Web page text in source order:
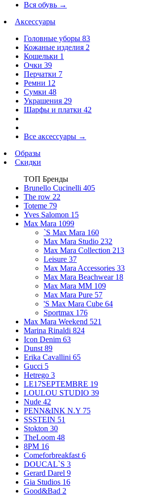
Вся обувь →
Аксессуары
Головные уборы 83
Кожаные изделия 2
Кошельки 1
Очки 39
Перчатки 7
Ремни 12
Сумки 48
Украшения 29
Шарфы и платки 42
Все аксессуары →
Образы
Скидки
ТОП Бренды
Brunello Cucinelli 405
The row 22
Toteme 79
Yves Salomon 15
Max Mara 1099
`S Max Mara 160
Max Mara Studio 232
Max Mara Collection 213
Leisure 37
Max Mara Accessories 33
Max Mara Beachwear 18
Max Mara MM 109
Max Mara Pure 57
'S Max Mara Cube 64
Sportmax 176
Max Mara Weekend 521
Marina Rinaldi 824
Icon Denim 63
Dunst 89
Erika Cavallini 65
Gucci 5
Hetrego 3
LE17SEPTEMBRE 19
LOULOU STUDIO 39
Nude 42
PENN&INK N.Y 75
SSSTEIN 51
Stokton 30
TheLoom 48
8PM 16
Comeforbreakfast 6
DOUCAL`S 3
Gerard Darel 9
Gia Studios 16
Good&Bad 2